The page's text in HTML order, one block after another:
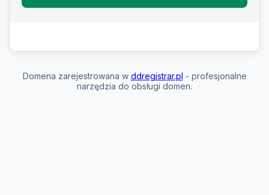
Domena zarejestrowana w ddregistrar.pl - profesjonalne
narzędzia do obsługi domen.